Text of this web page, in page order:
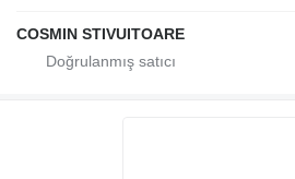
COSMIN STIVUITOARE